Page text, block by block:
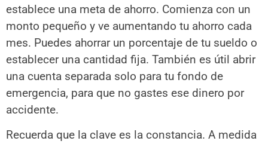
establece una meta de ahorro. Comienza con un
monto pequeño y ve aumentando tu ahorro cada
mes. Puedes ahorrar un porcentaje de tu sueldo o
establecer una cantidad fija. También es útil abrir
una cuenta separada solo para tu fondo de
emergencia, para que no gastes ese dinero por
accidente.
Recuerda que la clave es la constancia. A medida